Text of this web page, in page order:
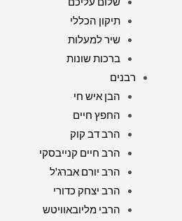
תיקון הכללי
שיר למעלות
ברכות שונות
רבנים
הבן איש חי
החפץ חיים
הרב דב קוק
הרב חיים קנייבסקי
הרב יורם אברג'ל
הרב יצחק כדורי
הרבי מליובאוויטש